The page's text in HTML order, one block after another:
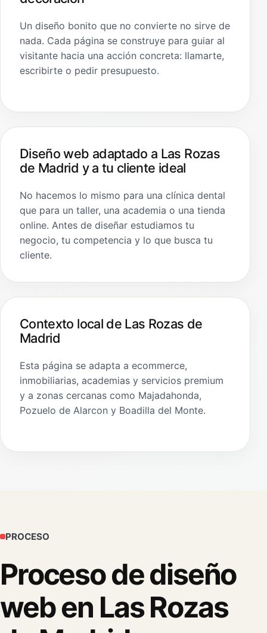
Un diseño bonito que no convierte no sirve de
nada. Cada página se construye para guiar al
visitante hacia una acción concreta: llamarte,
escribirte o pedir presupuesto.
Diseño web adaptado a Las Rozas
de Madrid y a tu cliente ideal
No hacemos lo mismo para una clínica dental
que para un taller, una academia o una tienda
online. Antes de diseñar estudiamos tu
negocio, tu competencia y lo que busca tu
cliente.
Contexto local de Las Rozas de
Madrid
Esta página se adapta a ecommerce,
inmobiliarias, academias y servicios premium
y a zonas cercanas como Majadahonda,
Pozuelo de Alarcon y Boadilla del Monte.
PROCESO
Proceso de diseño
web en Las Rozas